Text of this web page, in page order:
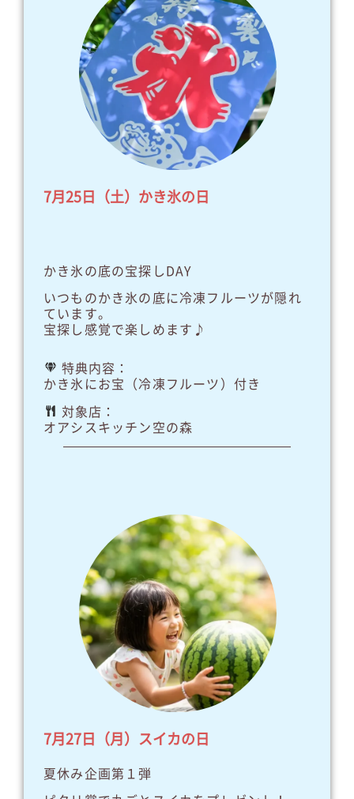
7月25日（土）かき氷の日
かき氷の底の宝探しDAY
いつものかき氷の底に冷凍フルーツが隠れ
ています。
宝探し感覚で楽しめます♪
特典内容：
かき氷にお宝（冷凍フルーツ）付き
対象店：
オアシスキッチン空の森
7月27日（月）スイカの日
夏休み企画第１弾